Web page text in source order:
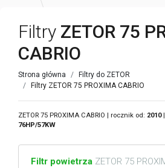
Filtry ZETOR 75
CABRIO
Strona główna
Filtry do ZETOR
Filtry ZETOR 75 PROXIMA CABRIO
ZETOR 75 PROXIMA CABRIO | rocznik od: 2010|
76HP/57KW
Filtr powietrza ZETOR 75